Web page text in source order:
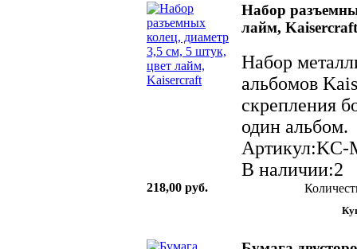
Набор
лайм, Kaisercraft
Набор
альбомов
скрепления
один
Артикул:KC-
В наличии:2
218,00 руб.